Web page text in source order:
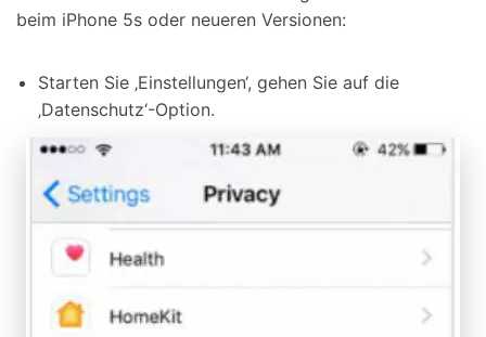
beim iPhone 5s oder neueren Versionen:
Starten Sie ‚Einstellungen‘, gehen Sie auf die
‚Datenschutz‘-Option.